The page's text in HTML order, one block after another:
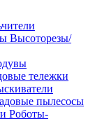
Высоторезы/
тележки
пылесосы
Роботы-